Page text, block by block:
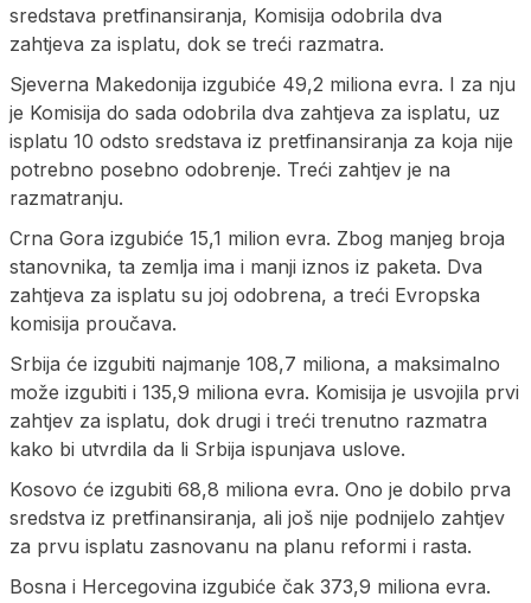
sredstava pretfinansiranja, Komisija odobrila dva
zahtjeva za isplatu, dok se treći razmatra.
Sjeverna Makedonija izgubiće 49,2 miliona evra. I za nju
je Komisija do sada odobrila dva zahtjeva za isplatu, uz
isplatu 10 odsto sredstava iz pretfinansiranja za koja nije
potrebno posebno odobrenje. Treći zahtjev je na
razmatranju.
Crna Gora izgubiće 15,1 milion evra. Zbog manjeg broja
stanovnika, ta zemlja ima i manji iznos iz paketa. Dva
zahtjeva za isplatu su joj odobrena, a treći Evropska
komisija proučava.
Srbija će izgubiti najmanje 108,7 miliona, a maksimalno
može izgubiti i 135,9 miliona evra. Komisija je usvojila prvi
zahtjev za isplatu, dok drugi i treći trenutno razmatra
kako bi utvrdila da li Srbija ispunjava uslove.
Kosovo će izgubiti 68,8 miliona evra. Ono je dobilo prva
sredstva iz pretfinansiranja, ali još nije podnijelo zahtjev
za prvu isplatu zasnovanu na planu reformi i rasta.
Bosna i Hercegovina izgubiće čak 373,9 miliona evra.